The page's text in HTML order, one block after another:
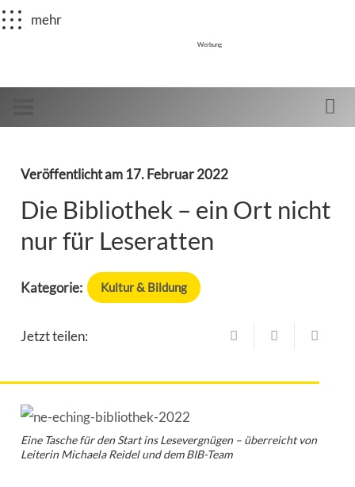
mehr
Werbung
Veröffentlicht am 17. Februar 2022
Die Bibliothek – ein Ort nicht
nur für Leseratten
Kategorie: Kultur & Bildung
Jetzt teilen:
Eine Tasche für den Start ins Lesevergnügen – überreicht von
Leiterin Michaela Reidel und dem BIB-Team